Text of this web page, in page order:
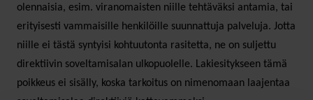
olennaisia, esim. viranomaisten niille tehtäväksi antamia, tai
erityisesti vammaisille henkilöille suunnattuja palveluja. Jotta
niille ei tästä syntyisi kohtuutonta rasitetta, ne on suljettu
direktiivin soveltamisalan ulkopuolelle. Lakiesitykseen tämä
poikkeus ei sisälly, koska tarkoitus on nimenomaan laajentaa